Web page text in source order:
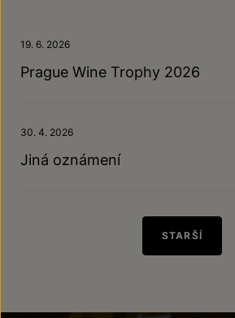
19. 6. 2026
Prague Wine Trophy 2026
30. 4. 2026
Jiná oznámení
STARŠÍ